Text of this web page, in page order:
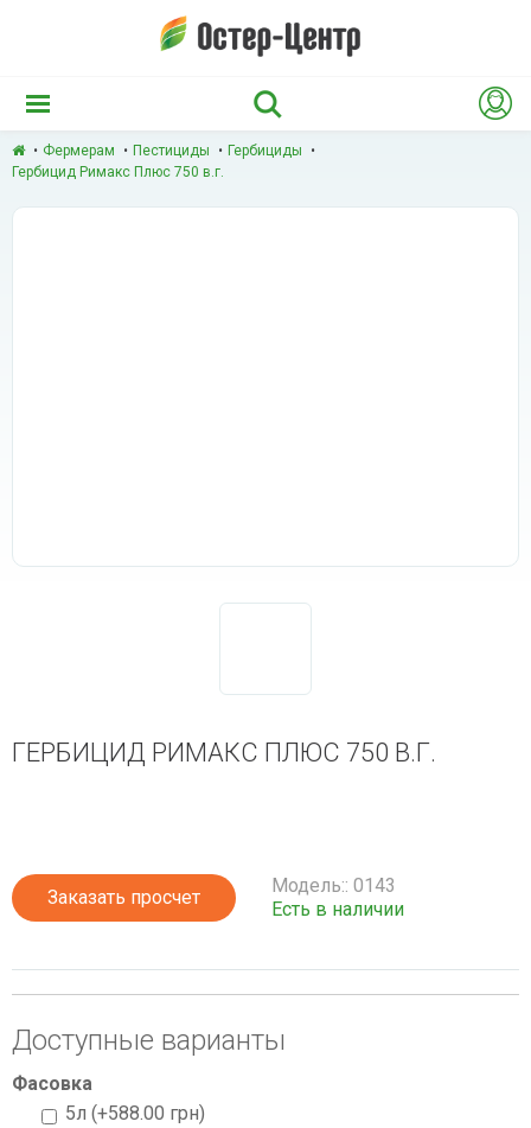
Фермерам Пестициды
Гербициды
Гербицид Римакс Плюс 750 в.г.
ГЕРБИЦИД РИМАКС ПЛЮС 750 В.Г.
Заказать просчет
Модель:: 0143
Есть в наличии
Доступные варианты
Фасовка
5л (+588.00 грн)